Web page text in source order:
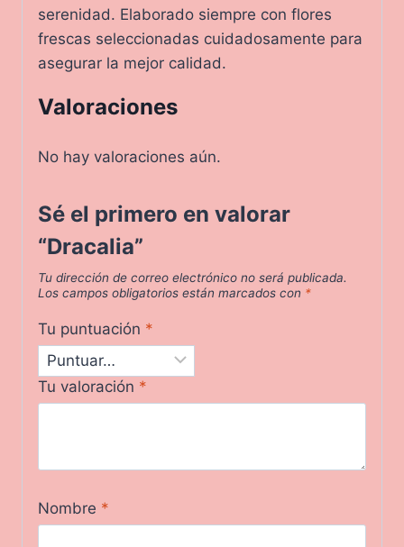
serenidad. Elaborado siempre con flores
frescas seleccionadas cuidadosamente para
asegurar la mejor calidad.
Valoraciones
No hay valoraciones aún.
Sé el primero en valorar
“Dracalia”
Tu dirección de correo electrónico no será publicada.
Los campos obligatorios están marcados con *
Tu puntuación *
Tu valoración *
Nombre *